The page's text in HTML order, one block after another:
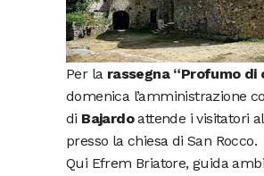
Per la rassegna “Profumo di
domenica l’amministrazione
di Bajardoattende i visitatori
presso la chiesa di San Rocco.
Qui Efrem Briatore, guida